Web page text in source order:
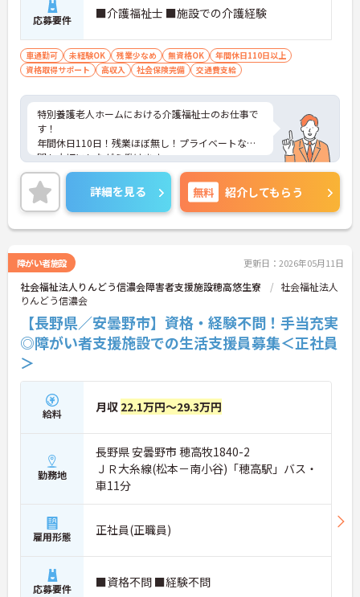
応募要件 ■介護福祉士 ■施設での介護経験
車通勤可 未経験OK 残業少なめ 無資格OK
年間休日110日以上
資格取得サポート
高収入 社会保険完備 交通費支給
特別養護老人ホームにおける介護福祉士のお仕事で
す！
年間休日110日！残業ほぼ無し！プライベートな時
間も大切にしながら働けます。
無料駐車場完備でマイカー通勤希望の方も安心！
ご興味ある方には、面接のポイントなど、さらに詳
細をお話致しますのでお気軽にご相談ください。
詳細を見る 無料 紹介してもらう
障がい者施設 更新日：2026年05月11日
社会福祉法人りんどう信濃会障害者支援施設穂高悠生寮
社会福祉法人
りんどう信濃会
【長野県／安曇野市】資格・経験不問！手当充実
◎障がい者支援施設での生活支援員募集＜正社員
＞
給料 月収 22.1万円～29.3万円
勤務地
長野県 安曇野市 穂高牧1840-2
ＪＲ大糸線(松本－南小谷)「穂高駅」バス・
車11分
雇用形態 正社員(正職員)
応募要件 ■資格不問 ■経験不問